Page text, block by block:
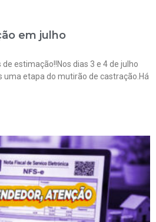
em julho
estimação!!Nos dias 3 e 4 de julho
uma etapa do mutirão de castração.Há